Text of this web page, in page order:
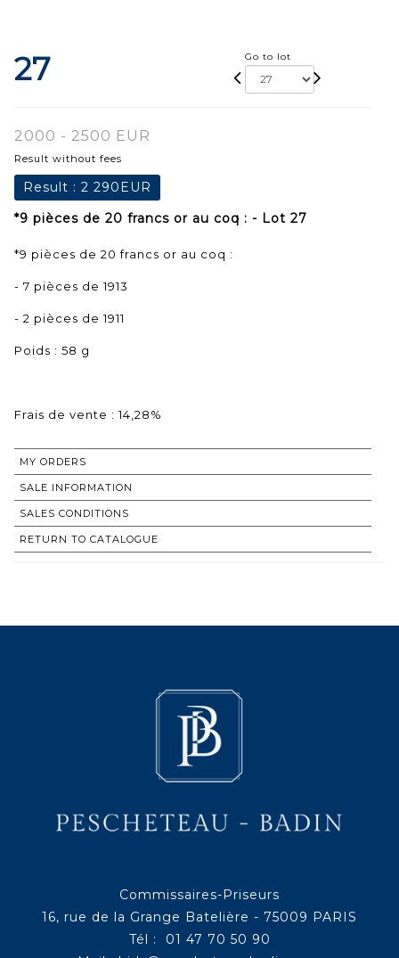
27 Go to lot
2000 - 2500 EUR
Result without fees
Result : 2 290EUR
*9 pièces de 20 francs or au coq : - Lot 27
*9 pièces de 20 francs or au coq :
- 7 pièces de 1913
- 2 pièces de 1911
Poids : 58 g
Frais de vente : 14,28%
MY ORDERS
SALE INFORMATION
SALES CONDITIONS
RETURN TO CATALOGUE
Commissaires-Priseurs
16, rue de la Grange Batelière - 75009 PARIS
Tél : 01 47 70 50 90